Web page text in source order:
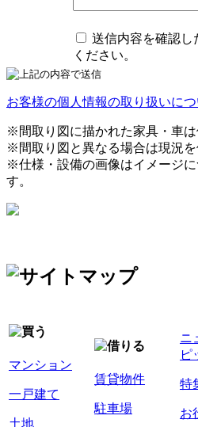
送信内容を確認し
ください。
お客様の個人情報の取り扱いにつ
※間取り図に描かれた家具・車は
※間取り図と異なる場合は現況を
※仕様・設備の画像はイメージ
す。
マンション
一戸建て
土地
賃貸物件
駐車場
ニ
ピ
特
お